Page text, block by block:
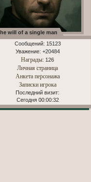
will of a single man
Сообщений: 15123
Уважение: +20484
Награды: 126
Личная страница
Анкета персонажа
Записки игрока
Последний визит:
Сегодня 00:00:32